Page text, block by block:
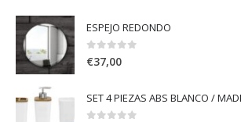
ESPEJO REDONDO
0out of 5
€37,00
SET 4 PIEZAS ABS BLANCO /